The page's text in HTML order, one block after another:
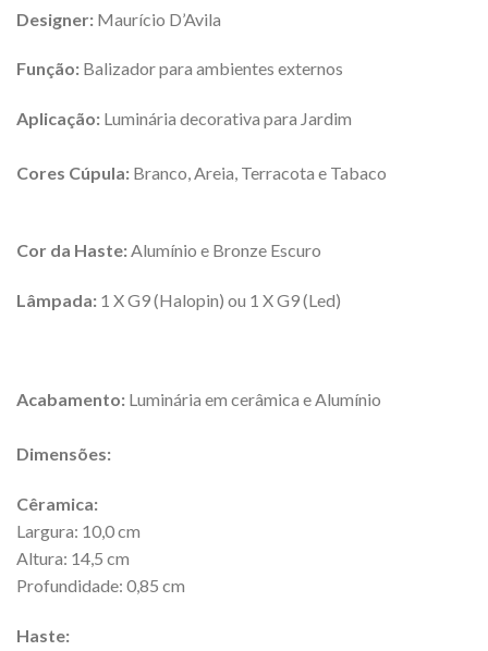
Designer: Maurício D’Avila
Função: Balizador para ambientes externos
Aplicação: Luminária decorativa para Jardim
Cores Cúpula: Branco, Areia, Terracota e Tabaco
Cor da Haste:Alumínio e Bronze Escuro
Lâmpada: 1 X G9 (Halopin) ou 1 X G9 (Led)
Acabamento: Luminária em cerâmica e Alumínio
Dimensões:
Cêramica:
Largura: 10,0 cm
Altura: 14,5 cm
Profundidade: 0,85 cm
Haste: